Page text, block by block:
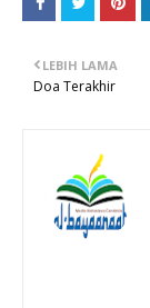
LEBIH LAMA
Doa Terakhir